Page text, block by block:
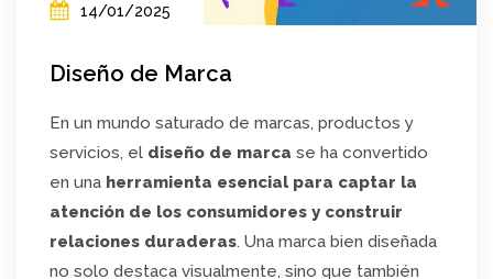
14/01/2025
Diseño de Marca
En un mundo saturado de marcas, productos y
servicios, el diseño de marca se ha convertido
en una herramienta esencial para captar la
atención de los consumidores y construir
relaciones duraderas. Una marca bien diseñada
no solo destaca visualmente, sino que también